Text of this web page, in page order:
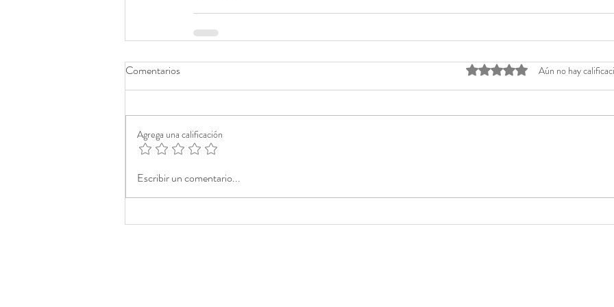
Comentarios Obtuvo 0 de 5 estrellas.
Aún no hay
Agrega una calificación
Escribir un comentario...